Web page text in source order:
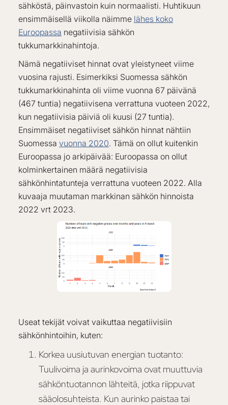
sähköstä, päinvastoin kuin normaalisti. Huhtikuun
ensimmäisellä viikolla näimme lähes koko
Euroopassa negatiivisia sähkön
tukkumarkkinahintoja.
Nämä negatiiviset hinnat ovat yleistyneet viime
vuosina rajusti. Esimerkiksi Suomessa sähkön
tukkumarkkinahinta oli viime vuonna 67 päivänä
(467 tuntia) negatiivisena verrattuna vuoteen 2022,
kun negatiivisia päiviä oli kuusi (27 tuntia).
Ensimmäiset negatiiviset sähkön hinnat nähtiin
Suomessa vuonna 2020. Tämä on ollut kuitenkin
Euroopassa jo arkipäivää: Euroopassa on ollut
kolminkertainen määrä negatiivisia
sähkönhintatunteja verrattuna vuoteen 2022. Alla
kuvaaja muutaman markkinan sähkön hinnoista
2022 vrt 2023.
Useat tekijät voivat vaikuttaa negatiivisiin
sähkönhintoihin, kuten:
Korkea uusiutuvan energian tuotanto:
Tuulivoima ja aurinkovoima ovat muuttuvia
sähköntuotannon lähteitä, jotka riippuvat
sääolosuhteista. Kun aurinko paistaa tai